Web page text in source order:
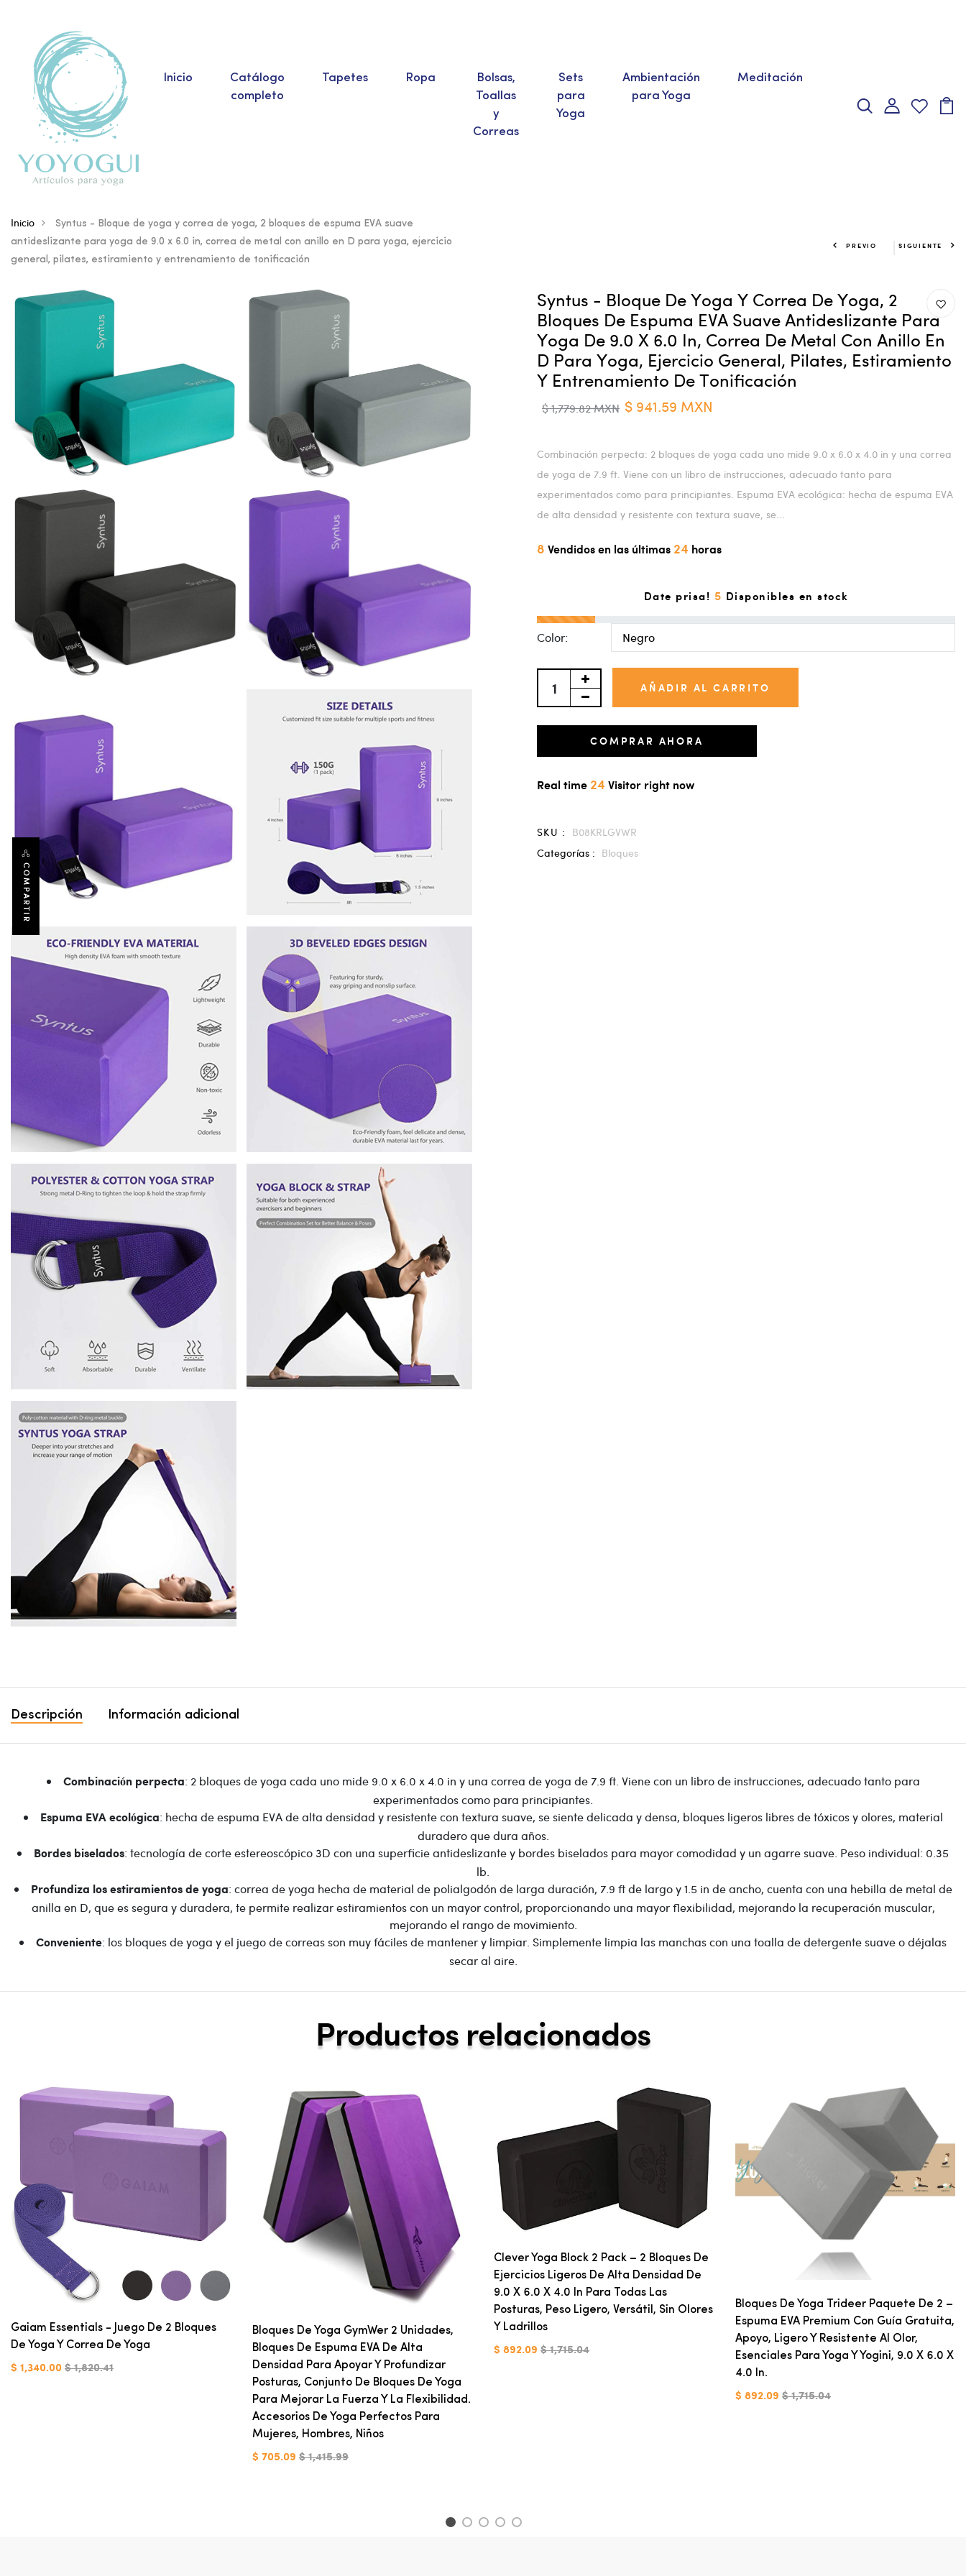
Inicio
Catálogo
completo
Tapetes Ropa
Bolsas,
Toallas
y
Correas
Sets
para
Yoga
Ambientación
para Yoga
Meditación
COMPARTIR
Inicio
Syntus - Bloque de yoga y correa de yoga, 2 bloques de espuma EVA suave
antideslizante para yoga de 9.0 x 6.0 in, correa de metal con anillo en D para yoga, ejercicio
general, pilates, estiramiento y entrenamiento de tonificación
PREVIO SIGUIENTE
Syntus - Bloque De Yoga Y Correa De Yoga, 2
Bloques De Espuma EVA Suave Antideslizante Para
Yoga De 9.0 X 6.0 In, Correa De Metal Con Anillo En
D Para Yoga, Ejercicio General, Pilates, Estiramiento
Y Entrenamiento De Tonificación
$ 1,779.82 MXN $ 941.59 MXN
Combinación perpecta: 2 bloques de yoga cada uno mide 9.0 x 6.0 x 4.0 in y una correa
de yoga de 7.9 ft. Viene con un libro de instrucciones, adecuado tanto para
experimentados como para principiantes. Espuma EVA ecológica: hecha de espuma EVA
de alta densidad y resistente con textura suave, se...
8 Vendidos en las últimas 24 horas
Date prisa! 5 Disponibles en stock
Color:
AÑADIR AL CARRITO
COMPRAR AHORA
Real time 24 Visitor right now
SKU :
B08KRLGVWR
Categorías : Bloques
Descripción Información adicional
Combinación perpecta: 2 bloques de yoga cada uno mide 9.0 x 6.0 x 4.0 in y una correa de yoga de 7.9 ft. Viene con un libro de instrucciones, adecuado tanto para
experimentados como para principiantes.
Espuma EVA ecológica: hecha de espuma EVA de alta densidad y resistente con textura suave, se siente delicada y densa, bloques ligeros libres de tóxicos y olores, material
duradero que dura años.
Bordes biselados: tecnología de corte estereoscópico 3D con una superficie antideslizante y bordes biselados para mayor comodidad y un agarre suave. Peso individual: 0.35
lb.
Profundiza los estiramientos de yoga: correa de yoga hecha de material de polialgodón de larga duración, 7.9 ft de largo y 1.5 in de ancho, cuenta con una hebilla de metal de
anilla en D, que es segura y duradera, te permite realizar estiramientos con un mayor control, proporcionando una mayor flexibilidad, mejorando la recuperación muscular,
mejorando el rango de movimiento.
Conveniente: los bloques de yoga y el juego de correas son muy fáciles de mantener y limpiar. Simplemente limpia las manchas con una toalla de detergente suave o déjalas
secar al aire.
Productos relacionados
Gaiam Essentials - Juego De 2 Bloques
De Yoga Y Correa De Yoga
$ 1,340.00 $ 1,820.41
Bloques De Yoga GymWer 2 Unidades,
Bloques De Espuma EVA De Alta
Densidad Para Apoyar Y Profundizar
Posturas, Conjunto De Bloques De Yoga
Para Mejorar La Fuerza Y La Flexibilidad.
Accesorios De Yoga Perfectos Para
Mujeres, Hombres, Niños
$ 705.09 $ 1,415.99
Clever Yoga Block 2 Pack – 2 Bloques De
Ejercicios Ligeros De Alta Densidad De
9.0 X 6.0 X 4.0 In Para Todas Las
Posturas, Peso Ligero, Versátil, Sin Olores
Y Ladrillos
$ 892.09 $ 1,715.04
Bloques De Yoga Trideer Paquete De 2 –
Espuma EVA Premium Con Guía Gratuita,
Apoyo, Ligero Y Resistente Al Olor,
Esenciales Para Yoga Y Yogini, 9.0 X 6.0 X
4.0 In.
$ 892.09 $ 1,715.04
1 2 3 4 5